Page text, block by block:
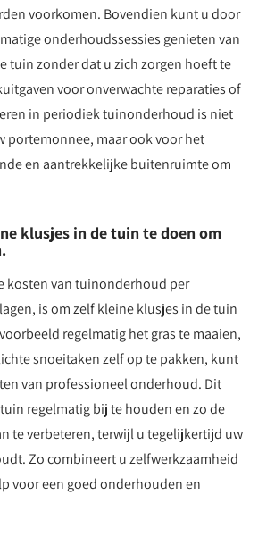
voorkomen. Bovendien kunt u door
onderhoudssessies genieten van
tuin zonder dat u zich zorgen hoeft te
voor onverwachte reparaties of
in periodiek tuinonderhoud is niet
portemonnee, maar ook voor het
en aantrekkelijke buitenruimte om
klusjes in de tuin te doen om
kosten van tuinonderhoud per
is om zelf kleine klusjes in de tuin
regelmatig het gras te maaien,
snoeitaken zelf op te pakken, kunt
van professioneel onderhoud. Dit
regelmatig bij te houden en zo de
te verbeteren, terwijl u tegelijkertijd uw
Zo combineert u zelfwerkzaamheid
voor een goed onderhouden en